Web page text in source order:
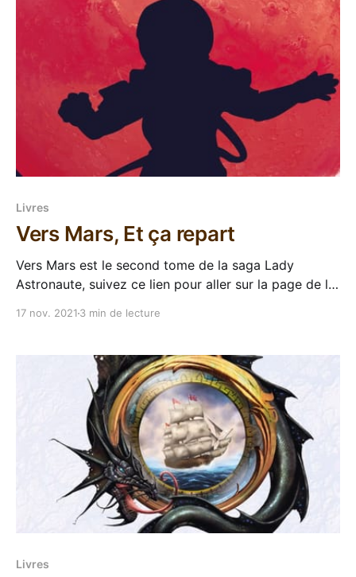
Livres
Vers Mars, Et ça repart
Vers Mars est le second tome de la saga Lady
Astronaute, suivez ce lien pour aller sur la page de la
17 nov. 2021 3 min de lecture
Livres